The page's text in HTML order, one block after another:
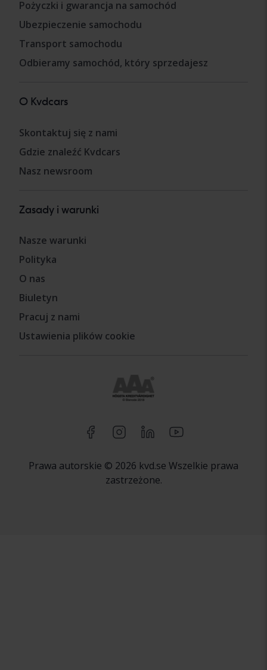
Pożyczki i gwarancja na samochód
Ubezpieczenie samochodu
Transport samochodu
Odbieramy samochód, który sprzedajesz
O Kvdcars
Skontaktuj się z nami
Gdzie znaleźć Kvdcars
Nasz newsroom
Zasady i warunki
Nasze warunki
Polityka
O nas
Biuletyn
Pracuj z nami
Ustawienia plików cookie
Prawa autorskie © 2026 kvd.se Wszelkie prawa
zastrzeżone.